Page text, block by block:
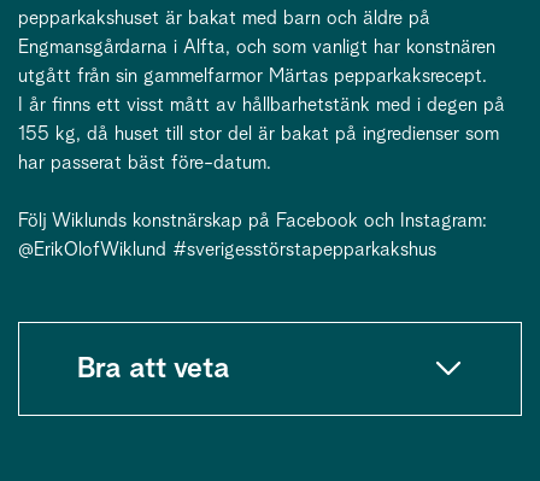
pepparkakshuset är bakat med barn och äldre på
Engmansgårdarna i Alfta, och som vanligt har konstnären
utgått från sin gammelfarmor Märtas pepparkaksrecept.
I år finns ett visst mått av hållbarhetstänk med i degen på
155 kg, då huset till stor del är bakat på ingredienser som
har passerat bäst före-datum.
Följ Wiklunds konstnärskap på Facebook och Instagram:
@ErikOlofWiklund #sverigesstörstapepparkakshus
Bra att veta